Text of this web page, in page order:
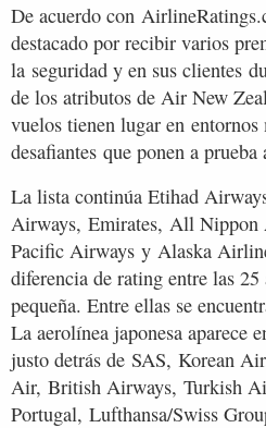
De acuerdo con
destacado por recibir varios
la seguridad y en sus clientes
de los atributos de Air New
vuelos tienen lugar en
desafiantes que ponen a prueba
La lista continúa Etihad
Airways, Emirates, All Nippon
Pacific Airways y Alaska
diferencia de rating entre las
pequeña. Entre ellas se
La aerolínea japonesa aparece
justo detrás de SAS, Korean
Air, British Airways, Turkish
Portugal, Lufthansa/Swiss